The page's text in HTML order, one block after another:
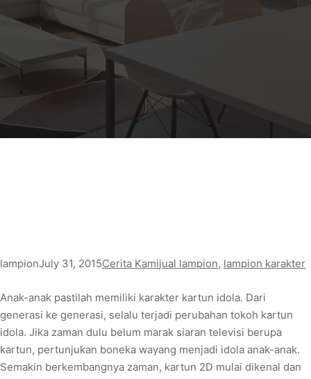
lampionJuly 31, 2015Cerita Kamijual lampion, lampion karakter
Anak-anak pastilah memiliki karakter kartun idola. Dari
generasi ke generasi, selalu terjadi perubahan tokoh kartun
idola. Jika zaman dulu belum marak siaran televisi berupa
kartun, pertunjukan boneka wayang menjadi idola anak-anak.
Semakin berkembangnya zaman, kartun 2D mulai dikenal dan